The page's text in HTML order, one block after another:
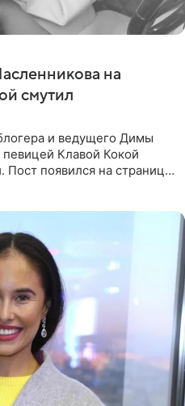
на
смутил
и ведущего Димы
Клавой Кокой
Пост появился на странице